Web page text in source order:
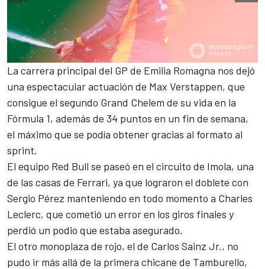
La carrera principal del GP de Emilia Romagna nos dejó
una espectacular actuación de Max Verstappen, que
consigue el segundo Grand Chelem de su vida en la
Fórmula 1, además de 34 puntos en un fin de semana,
el máximo que se podía obtener gracias al formato al
sprint.
El equipo Red Bull se paseó en el circuito de Imola, una
de las casas de Ferrari, ya que lograron el doblete con
Sergio Pérez manteniendo en todo momento a Charles
Leclerc, que cometió un error en los giros finales y
perdió un podio que estaba asegurado.
El otro monoplaza de rojo, el de Carlos Sainz Jr., no
pudo ir más allá de la primera chicane de Tamburello,